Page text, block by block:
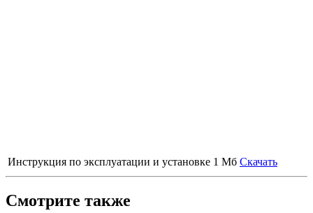
Инструкция по эксплуатации и установке 1 Мб Скачать
Смотрите также